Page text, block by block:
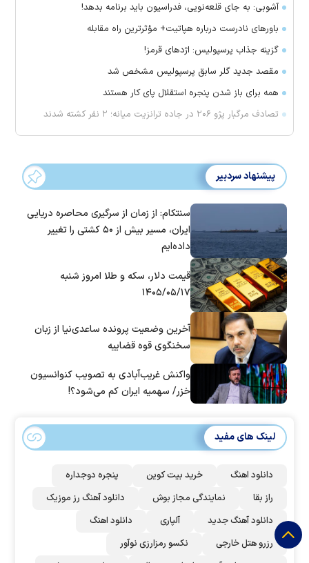
آشوبی: به جای قلعه‌نویی، فدراسیون باید برنامه بدهد!
باور‌های نادرست درباره هپاتیت+ مؤثرترین راه مقابله
گزینه جذاب پرسپولیس: اژد‌های قرمز!
مقصد جدید گلر سابق پرسپولیس مشخص شد
همه برای باز شدن پنجره استقلال پای کار هستند
تصادف مرگبار پژو ۲۰۶ در جاده ترانزیت میانه؛ ۲ نفر کشته شدند
پیشنهاد سردبیر
سنتکام: از زمان از سرگیری محاصره دریایی
ایران، مسیر بیش از ۵۰ کشتی را تغییر
داده‌ایم
قیمت دلار، سکه و طلا امروز شنبه
۱۴۰۵/۰۵/۱۷
آخرین وضعیت پرونده ساعدی‌نیا از زبان
سخنگوی قوه قضاییه
واکنش غریب‌آبادی به تصویب کنوانسیون
خزر/ سهمیه ایران کم می‌شود؟!
لینک های مفید
دانلود اهنگ خرید بیت کوین
پنجره دوجداره
راز بقا
نمایندگی مجاز بوش
دانلود آهنگ رز‌ موزیک
دانلود آهنگ جدید
آلپاری
دانلود اهنگ
رزرو هتل خارجی
نکسو رمزارزی نوآور